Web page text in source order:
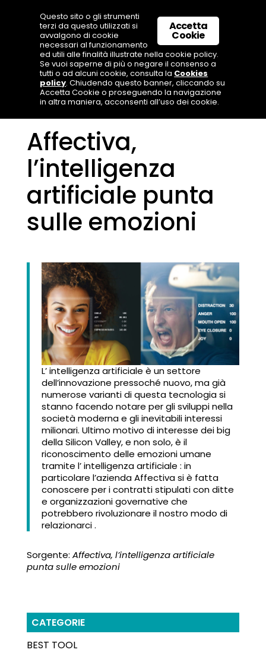
Affectiva,
l’intelligenza
artificiale punta
sulle emozioni
L’ intelligenza artificiale è un settore
dell’innovazione pressoché nuovo, ma già
numerose varianti di questa tecnologia si
stanno facendo notare per gli sviluppi nella
società moderna e gli inevitabili interessi
milionari. Ultimo motivo di interesse dei big
della Silicon Valley, e non solo, è il
riconoscimento delle emozioni umane
tramite l’ intelligenza artificiale : in
particolare l’azienda Affectiva si è fatta
conoscere per i contratti stipulati con ditte
e organizzazioni governative che
potrebbero rivoluzionare il nostro modo di
relazionarci .
Sorgente: Affectiva, l’intelligenza artificiale
punta sulle emozioni
CATEGORIE
BEST TOOL
Accetta
Cookie
Questo sito o gli strumenti
terzi da questo utilizzati si
avvalgono di cookie
necessari al funzionamento
ed utili alle finalità illustrate nella cookie policy.
Se vuoi saperne di più o negare il consenso a
tutti o ad alcuni cookie, consulta la Cookies
policy. Chiudendo questo banner, cliccando su
Accetta Cookie o proseguendo la navigazione
in altra maniera, acconsenti all’uso dei cookie.